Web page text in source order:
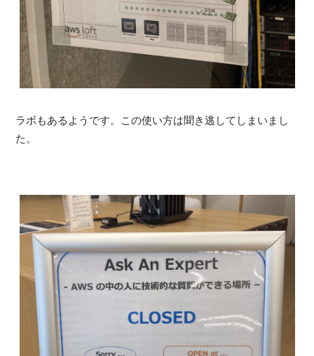
ラボもあるようです。この使い方は聞き逃してしまいまし
た。